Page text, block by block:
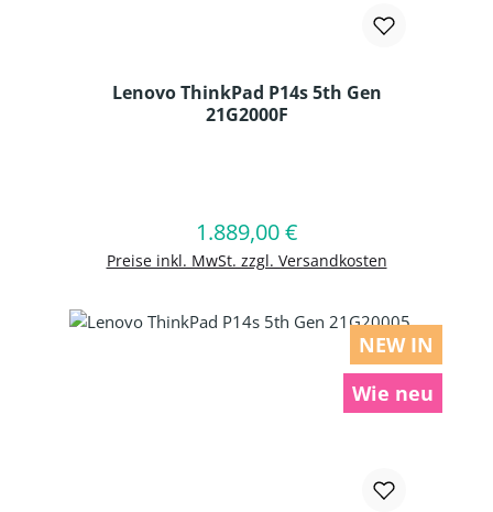
Lenovo ThinkPad P14s 5th Gen
21G2000F
Regulärer Preis:
1.889,00 €
Preise inkl. MwSt. zzgl. Versandkosten
In den Warenkorb
NEW IN
Wie neu